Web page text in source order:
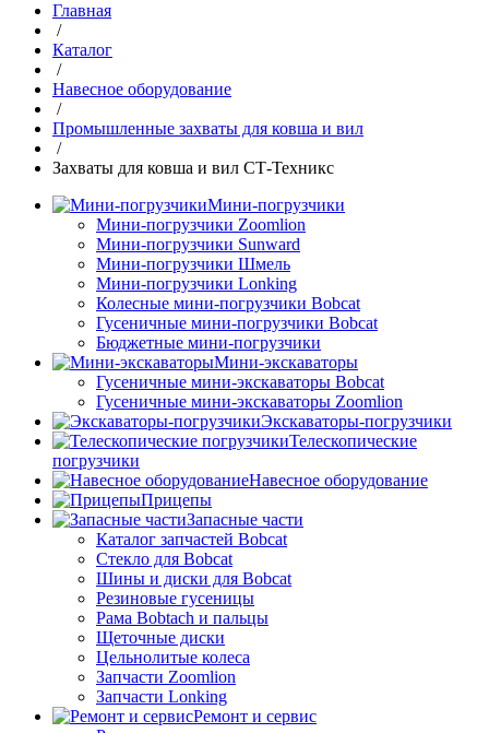
Главная
/
Каталог
/
Навесное оборудование
/
Промышленные захваты для ковша и вил
/
Захваты для ковша и вил СТ-Техникс
Мини-погрузчики
Мини-погрузчики Zoomlion
Мини-погрузчики Sunward
Мини-погрузчики Шмель
Мини-погрузчики Lonking
Колесные мини-погрузчики Bobcat
Гусеничные мини-погрузчики Bobcat
Бюджетные мини-погрузчики
Мини-экскаваторы
Гусеничные мини-экскаваторы Bobcat
Гусеничные мини-экскаваторы Zoomlion
Экскаваторы-погрузчики
Телескопические
погрузчики
Навесное оборудование
Прицепы
Запасные части
Каталог запчастей Bobcat
Стекло для Bobcat
Шины и диски для Bobcat
Резиновые гусеницы
Рама Bobtach и пальцы
Щеточные диски
Цельнолитые колеса
Запчасти Zoomlion
Запчасти Lonking
Ремонт и сервис